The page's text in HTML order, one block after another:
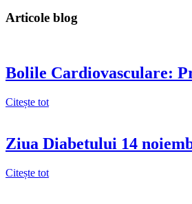
Articole blog
Bolile Cardiovasculare:
Citește tot
Ziua Diabetului 14
Citește tot